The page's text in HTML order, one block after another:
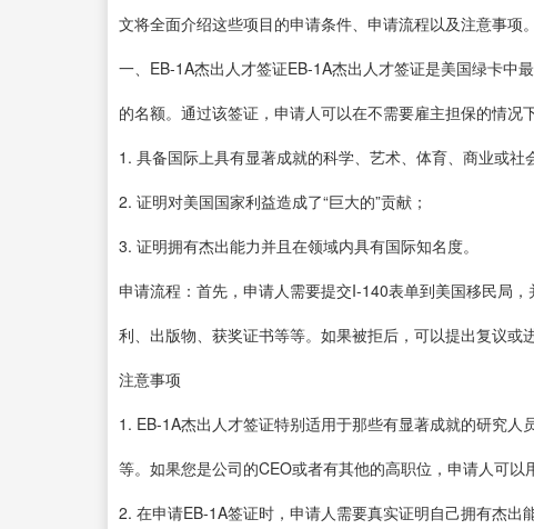
文将全面介绍这些项目的申请条件、申请流程以及注意事项。
一、EB-1A杰出人才签证EB-1A杰出人才签证是美国绿卡中
的名额。通过该签证，申请人可以在不需要雇主担保的情况
1. 具备国际上具有显著成就的科学、艺术、体育、商业或社
2. 证明对美国国家利益造成了“巨大的”贡献；
3. 证明拥有杰出能力并且在领域内具有国际知名度。
申请流程：首先，申请人需要提交I-140表单到美国移民局
利、出版物、获奖证书等等。如果被拒后，可以提出复议或
注意事项
1. EB-1A杰出人才签证特别适用于那些有显著成就的研究
等。如果您是公司的CEO或者有其他的高职位，申请人可以
2. 在申请EB-1A签证时，申请人需要真实证明自己拥有杰